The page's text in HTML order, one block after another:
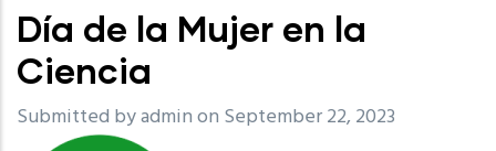
Día de la Mujer en la
Ciencia
Submitted byadminon September 22, 2023